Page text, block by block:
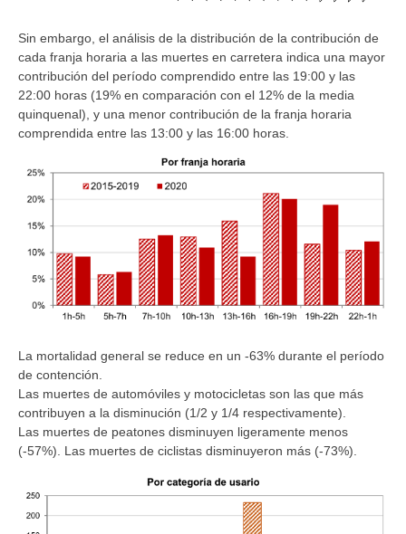
Sin embargo, el análisis de la distribución de la contribución de
cada franja horaria a las muertes en carretera indica una mayor
contribución del período comprendido entre las 19:00 y las
22:00 horas (19% en comparación con el 12% de la media
quinquenal), y una menor contribución de la franja horaria
comprendida entre las 13:00 y las 16:00 horas.
La mortalidad general se reduce en un -63% durante el período
de contención.
Las muertes de automóviles y motocicletas son las que más
contribuyen a la disminución (1/2 y 1/4 respectivamente).
Las muertes de peatones disminuyen ligeramente menos
(-57%). Las muertes de ciclistas disminuyeron más (-73%).